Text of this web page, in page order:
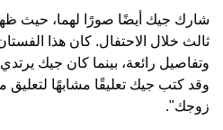
شارك جيك أيضًا صورًا لهما، حيث
ثالث خلال الاحتفال. كان هذا
وتفاصيل رائعة، بينما كان جيك
وقد كتب جيك تعليقًا مشابهًا لتعليق
زوجك".